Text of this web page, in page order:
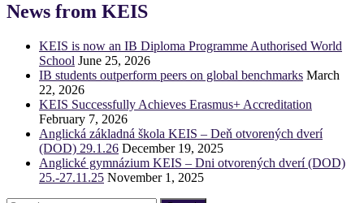
News from KEIS
KEIS is now an IB Diploma Programme Authorised World
School June 25, 2026
IB students outperform peers on global benchmarks March
22, 2026
KEIS Successfully Achieves Erasmus+ Accreditation
February 7, 2026
Anglická základná škola KEIS – Deň otvorených dverí
(DOD) 29.1.26 December 19, 2025
Anglické gymnázium KEIS – Dni otvorených dverí (DOD)
25.-27.11.25 November 1, 2025